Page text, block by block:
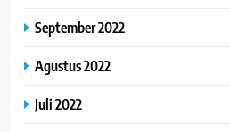
September 2022
Agustus 2022
Juli 2022